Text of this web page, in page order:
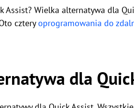
Assist? Wielka alternatywa dla
czteryoprogramowania do
dla